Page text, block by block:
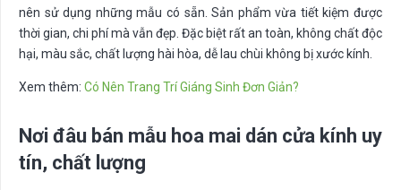
nên sử dụng những mẫu có sẵn. Sản phẩm vừa tiết kiệm được
thời gian, chi phí mà vẫn đẹp. Đặc biệt rất an toàn, không chất độc
hại, màu sắc, chất lượng hài hòa, dễ lau chùi không bị xước kính.
Xem thêm: Có Nên Trang Trí Giáng Sinh Đơn Giản?
Nơi đâu bán mẫu hoa mai dán cửa kính uy
tín, chất lượng